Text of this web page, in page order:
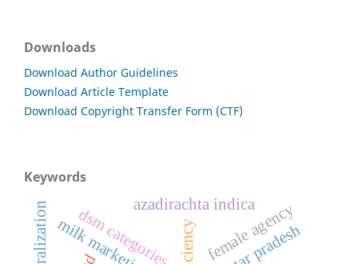
Downloads
Download Author Guidelines
Download Article Template
Download Copyright Transfer Form (CTF)
Keywords
milk marketing uttar pradesh
dsm categories
azadirachta indica
female agency